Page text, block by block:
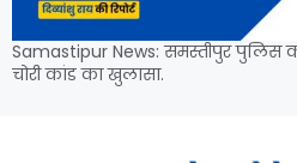
Samastipur News: समस्तीपुर पुलिस
चोरी कांड का खुलासा.